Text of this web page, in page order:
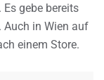
gebe bereits
Auch in Wien auf
einem Store.